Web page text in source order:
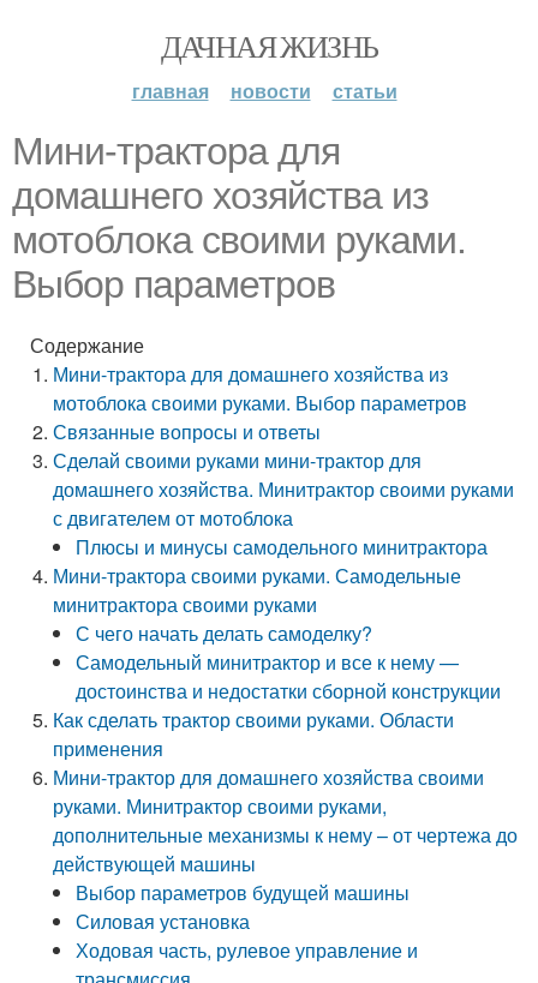
ДАЧНАЯ ЖИЗНЬ
главная новости статьи
Мини-трактора для
домашнего хозяйства из
мотоблока своими руками.
Выбор параметров
Содержание
Мини-трактора для домашнего хозяйства из
мотоблока своими руками. Выбор параметров
Связанные вопросы и ответы
Сделай своими руками мини-трактор для
домашнего хозяйства. Минитрактор своими руками
с двигателем от мотоблока
Плюсы и минусы самодельного минитрактора
Мини-трактора своими руками. Самодельные
минитрактора своими руками
С чего начать делать самоделку?
Самодельный минитрактор и все к нему —
достоинства и недостатки сборной конструкции
Как сделать трактор своими руками. Области
применения
Мини-трактор для домашнего хозяйства своими
руками. Минитрактор своими руками,
дополнительные механизмы к нему – от чертежа до
действующей машины
Выбор параметров будущей машины
Силовая установка
Ходовая часть, рулевое управление и